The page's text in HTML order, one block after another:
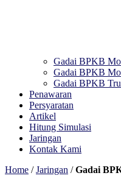
Gadai BPKB
Gadai BPKB
Gadai BPKB
Penawaran
Persyaratan
Artikel
Hitung Simulasi
Jaringan
Kontak Kami
Home /Jaringan /Gadai